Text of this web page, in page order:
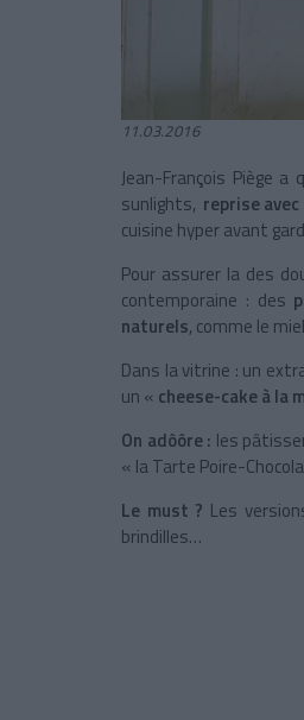
11.03.2016
Jean-François Piège a
sunlights, reprise
cuisine hyper avant
Pour assurer la des
contemporaine : des
naturels, comme le
Dans la vitrine : un
un « cheese-cake à la
On adôôre : les
« la Tarte Poire-
Le must ? Les
brindilles…